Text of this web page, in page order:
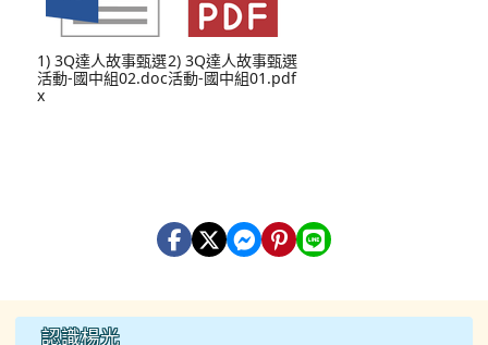
1) 3Q達人故事甄選
活動-國中組02.doc
x
2) 3Q達人故事甄選
活動-國中組01.pdf
左邊區域內容
認識楊光